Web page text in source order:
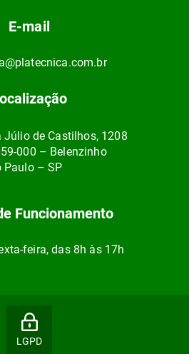
E-mail
Júlio de Castilhos, 1208
000 – Belenzinho
Paulo – SP
Funcionamento
feira, das 8h às 17h
LGPD